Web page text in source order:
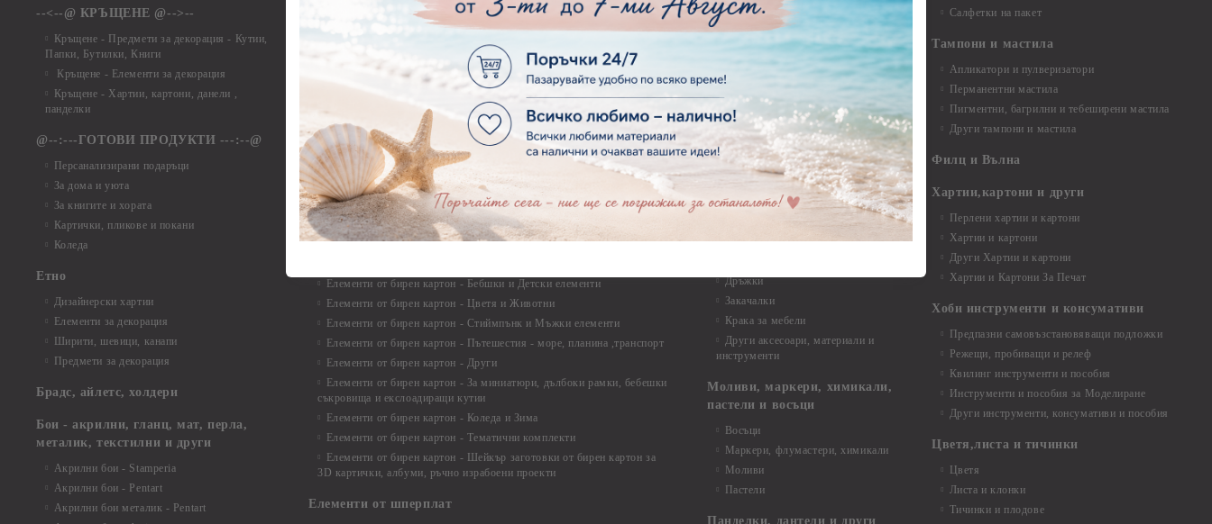
--<--@ КРЪЩЕНЕ @-->--
Кръщене - Предмети за декорация - Кутии,
Папки, Бутилки, Книги
Кръщене - Елементи за декорация
Кръщене - Хартии, картони, данели ,
панделки
@--:---ГОТОВИ ПРОДУКТИ ---:--@
Персанализирани подаръци
За дома и уюта
За книгите и хората
Картички, пликове и покани
Коледа
Етно
Дизайнерски хартии
Елементи за декорация
Ширити, шевици, канапи
Предмети за декорация
Брадс, айлетс, холдери
Бои - акрилни, гланц, мат, перла,
металик, текстилни и други
Акрилни бои - Stamperia
Акрилни бои - Pentart
Акрилни бои металик - Pentart
Елементи от хартия - Пътешествия и Фото моменти
Елементи то хартия - Такове, табелки, етикети
Елементи от хартия - Многопластови елементи
Елементи от хартия - Други
Елементи от хартия - Готови композиции
Елементи от хартия - Микс елементи
Елементи от хартия - Коледа и Зима
Елементи от бирен картон
Елементи от бирен картон - Декоративни рамки
Елементи от бирен картон - Надписи на български
Елементи от бирен картон - Ъгли и орнаменти
Елементи от бирен картон - Сватба
Елементи от бирен картон - Бебшки и Детски елементи
Елементи от бирен картон - Цветя и Животни
Елементи от бирен картон - Стиймпънк и Мъжки елементи
Елементи от бирен картон - Пътешестия - море, планина ,транспорт
Елементи от бирен картон - Други
Елементи от бирен картон - За миниатюри, дълбоки рамки, бебешки
съкровища и екслоадиращи кутии
Елементи от бирен картон - Коледа и Зима
Елементи от бирен картон - Тематични комплекти
Елементи от бирен картон - Шейкър заготовки от бирен картон за
3D картички, албуми, ръчно израбоени проекти
Елементи от шперплат
Магнити
Велкро
Фото ъгли
Макраме
Макраме Основи - до 6,00 см
Макраме Основи - 7,00 - 15,00 см
Макраме Основи - над 15,00 см
Макраме - Други материали
Дръжки
Закачалки
Крака за мебели
Други аксесоари, материали и
инструменти
Моливи, маркери, химикали,
пастели и восъци
Восъци
Маркери, флумастери, химикали
Моливи
Пастели
Панделки, дантели и други
Салфетки на пакет
Тампони и мастила
Апликатори и пулверизатори
Перманентни мастила
Пигментни, багрилни и тебеширени мастила
Други тампони и мастила
Филц и Вълна
Хартии,картони и други
Перлени хартии и картони
Хартии и картони
Други Хартии и картони
Хартии и Картони За Печат
Хоби инструменти и консумативи
Предпазни самовъзстановяващи подложки
Режещи, пробиващи и релеф
Квилинг инструменти и пособия
Инструменти и пособия за Моделиране
Други инструменти, консумативи и пособия
Цветя,листа и тичинки
Цветя
Листа и клонки
Тичинки и плодове